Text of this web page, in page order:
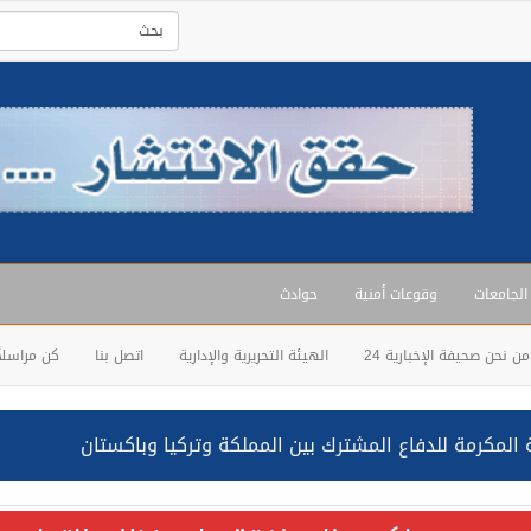
الجامعات وقوعات أمنية حوادث
من نحن صحيفة الإخبارية 24 الهيئة التحريرية والإدارية اتصل بنا كن
للدفاع المشترك بين المملكة وتركيا وباكستان
نفذنا عملية رد عسكري متناسبة لأهداف عسكرية مشروعة تابعة